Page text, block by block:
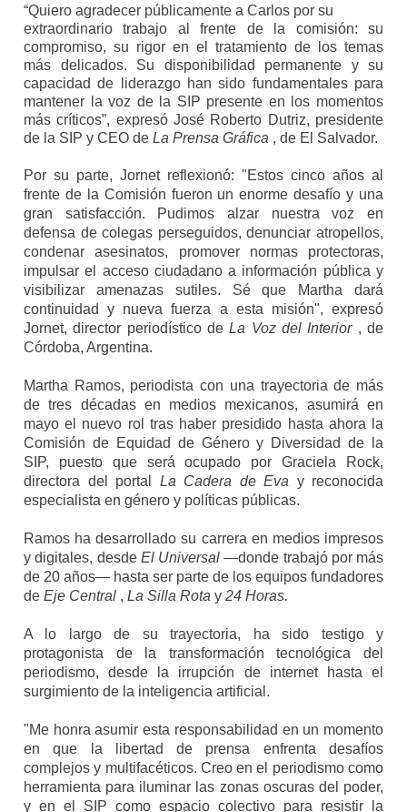
“Quiero agradecer públicamente a Carlos por su
extraordinario trabajo al frente de la comisión: su
compromiso, su rigor en el tratamiento de los temas
más delicados. Su disponibilidad permanente y su
capacidad de liderazgo han sido fundamentales para
mantener la voz de la SIP presente en los momentos
más críticos”, expresó José Roberto Dutriz, presidente
de la SIP y CEO de La Prensa Gráfica , de El Salvador.
Por su parte, Jornet reflexionó: "Estos cinco años al
frente de la Comisión fueron un enorme desafío y una
gran satisfacción. Pudimos alzar nuestra voz en
defensa de colegas perseguidos, denunciar atropellos,
condenar asesinatos, promover normas protectoras,
impulsar el acceso ciudadano a información pública y
visibilizar amenazas sutiles. Sé que Martha dará
continuidad y nueva fuerza a esta misión", expresó
Jornet, director periodístico deLa Voz del Interior, de
Córdoba, Argentina.
Martha Ramos, periodista con una trayectoria de más
de tres décadas en medios mexicanos, asumirá en
mayo el nuevo rol tras haber presidido hasta ahora la
Comisión de Equidad de Género y Diversidad de la
SIP, puesto que será ocupado por Graciela Rock,
directora del portal La Cadera de Eva y reconocida
especialista en género y políticas públicas.
Ramos ha desarrollado su carrera en medios impresos
y digitales, desde El Universal —donde trabajó por más
de 20 años— hasta ser parte de los equipos fundadores
de Eje Central , La Silla Rota y 24 Horas.
A lo largo de su trayectoria, ha sido testigo y
protagonista de la transformación tecnológica del
periodismo, desde la irrupción de internet hasta el
surgimiento de la inteligencia artificial.
"Me honra asumir esta responsabilidad en un momento
en que la libertad de prensa enfrenta desafíos
complejos y multifacéticos. Creo en el periodismo como
herramienta para iluminar las zonas oscuras del poder,
y en el SIP como espacio colectivo para resistir la